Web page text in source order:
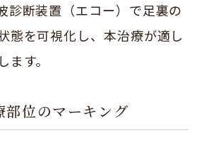
診断装置（エコー）で足裏の
態を可視化し、本治療が適し
す。
位のマーキング